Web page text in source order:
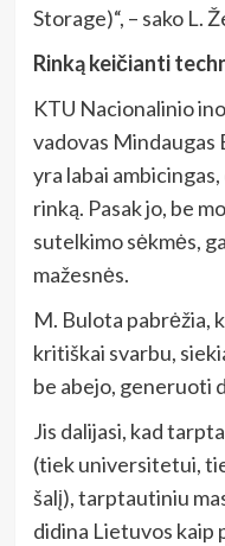
Storage)“, – sako L.
Rinką keičianti
KTU Nacionalinio
vadovas Mindaugas
yra labai
rinką. Pasak jo, be
sutelkimo sėkmės,
mažesnės.
M. Bulota pabrėžia,
kritiškai svarbu,
be abejo, generuoti
Jis dalijasi, kad
(tiek universitetui,
šalį), tarptautiniu
didina Lietuvos kaip